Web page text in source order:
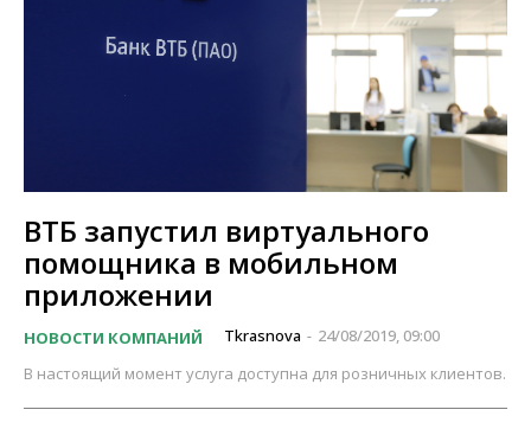
ВТБ запустил виртуального
помощника в мобильном
приложении
НОВОСТИ КОМПАНИЙ Tkrasnova - 24/08/2019, 09:00
В настоящий момент услуга доступна для розничных клиентов.